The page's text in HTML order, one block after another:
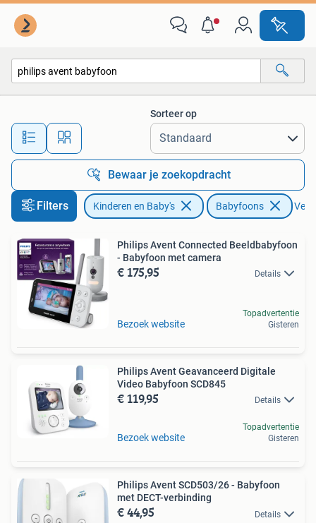
Alle afstanden…
Sorteer op
Bewaar je zoekopdracht
Filters Kinderen en Baby's Babyfoons
Philips Avent Connected Beeldbabyfoon
- Babyfoon met camera
€ 175,95 Details
Bezoek website
Topadvertentie
Gisteren
Philips Avent Geavanceerd Digitale
Video Babyfoon SCD845
€ 119,95 Details
Bezoek website
Topadvertentie
Gisteren
Philips Avent SCD503/26 - Babyfoon
met DECT-verbinding
€ 44,95 Details